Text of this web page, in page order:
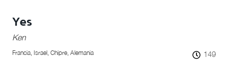
Yes
Ken
Francia, Israel, Chipre, Alemania 149